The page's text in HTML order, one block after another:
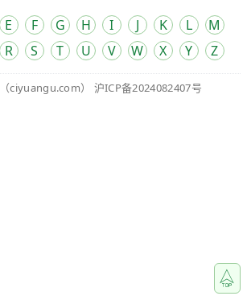
E F G H I J K L
M
R S T U V W X Y Z
（ciyuangu.com） 沪ICP备2024082407号